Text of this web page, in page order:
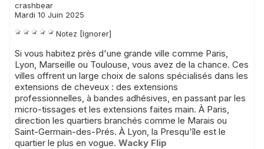
crashbear
Mardi 10 Juin 2025
Notez [Ignorer]
Si vous habitez près d'une grande ville comme Paris,
Lyon, Marseille ou Toulouse, vous avez de la chance. Ces
villes offrent un large choix de salons spécialisés dans les
extensions de cheveux : des extensions
professionnelles, à bandes adhésives, en passant par les
micro-tissages et les extensions faites main. À Paris,
direction les quartiers branchés comme le Marais ou
Saint-Germain-des-Prés. À Lyon, la Presqu'île est le
quartier le plus en vogue. Wacky Flip